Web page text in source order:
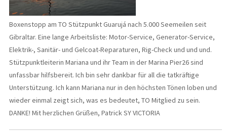
Boxenstopp am TO Stützpunkt Guarujá nach 5.000 Seemeilen seit
Gibraltar. Eine lange Arbeitsliste: Motor-Service, Generator-Service,
Elektrik-, Sanitär- und Gelcoat-Reparaturen, Rig-Check und und und.
Stützpunktleiterin Mariana und ihr Team in der Marina Pier26 sind
unfassbar hilfsbereit. Ich bin sehr dankbar für all die tatkräftige
Unterstützung. Ich kann Mariana nur in den höchsten Tönen loben und
wieder einmal zeigt sich, was es bedeutet, TO Mitglied zu sein.
DANKE! Mit herzlichen Grüßen, Patrick SY VICTORIA